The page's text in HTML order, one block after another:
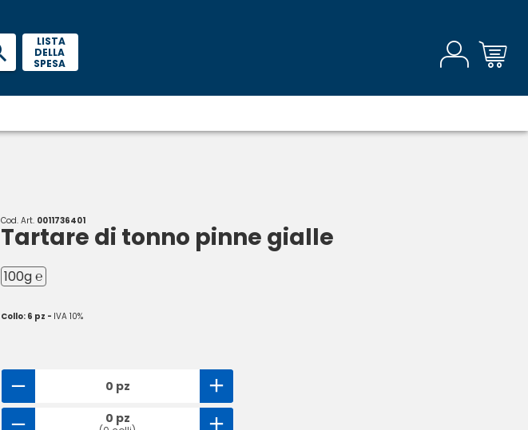
LISTA
DELLA
SPESA
Cod. Art. 0011736401
Tartare di tonno pinne gialle
100g ℮
Collo: 6 pz - IVA 10%
0 pz
0 pz